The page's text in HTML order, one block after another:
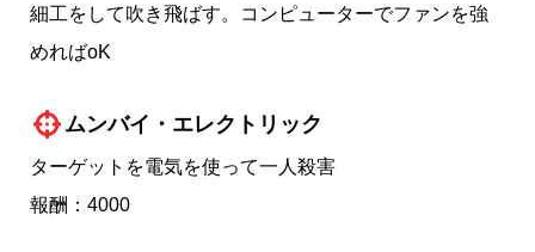
細工をして吹き飛ばす。コンピューターでファンを強
めればoK
ムンバイ・エレクトリック
ターゲットを電気を使って一人殺害
報酬：4000